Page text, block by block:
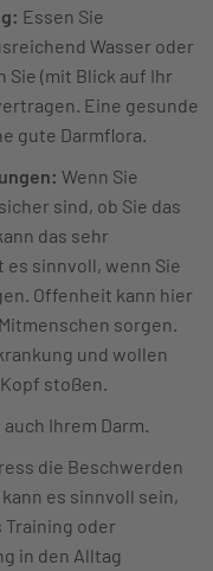
Essen Sie
Wasser oder
(mit Blick auf Ihr
Eine gesunde
gute Darmflora.
Wenn Sie
sind, ob Sie das
das sehr
sinnvoll, wenn Sie
Offenheit kann hier
sorgen.
und wollen
stoßen.
Ihrem Darm.
die Beschwerden
es sinnvoll sein,
Training oder
in den Alltag